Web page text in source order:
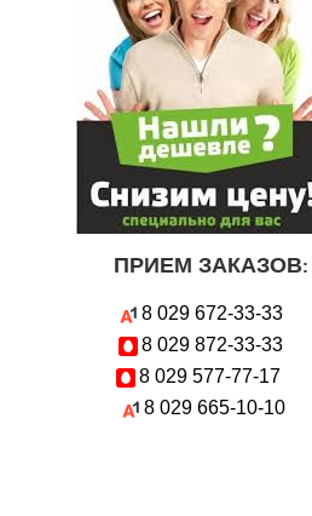
ПРИЕМ ЗАКАЗОВ:
8 029 672-33-33
8 029 872-33-33
8 029 577-77-17
8 029 665-10-10